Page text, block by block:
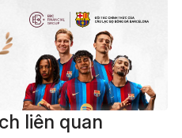
liên quan